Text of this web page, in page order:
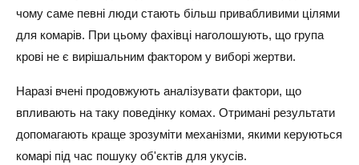
чому саме певні люди стають більш привабливими цілями
для комарів. При цьому фахівці наголошують, що група
крові не є вирішальним фактором у виборі жертви.
Наразі вчені продовжують аналізувати фактори, що
впливають на таку поведінку комах. Отримані результати
допомагають краще зрозуміти механізми, якими керуються
комарі під час пошуку об'єктів для укусів.